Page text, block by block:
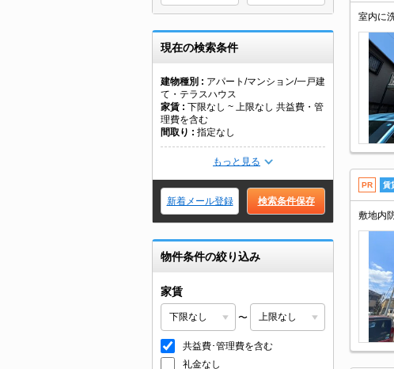
現在の検索条件
建物種別
アパート/マンション/一戸建
て・テラスハウス
家賃
下限なし ~ 上限なし 共益費・管
理費を含む
間取り
指定なし
もっと見る
新着メール登録 検索条件保存
物件条件の絞り込み
家賃
〜
共益費･管理費を含む
礼金なし
室内に
PR 賃